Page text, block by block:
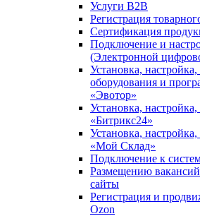
Услуги B2B
Регистрация
Сертификация
Подключение и
(Электронной
Установка,
оборудования и
«Эвотор»
Установка,
«Битрикс24»
Установка,
«Мой Склад»
Подключение к
Размещению
сайты
Регистрация и
Ozon